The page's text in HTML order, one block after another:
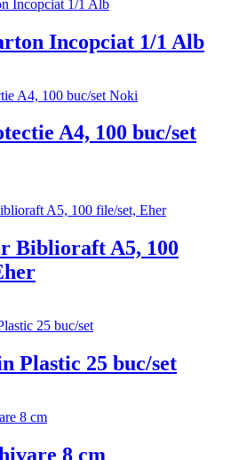
Incopciat 1/1 Alb
A4, 100 buc/set
Biblioraft A5, 100
Plastic 25 buc/set
8 cm